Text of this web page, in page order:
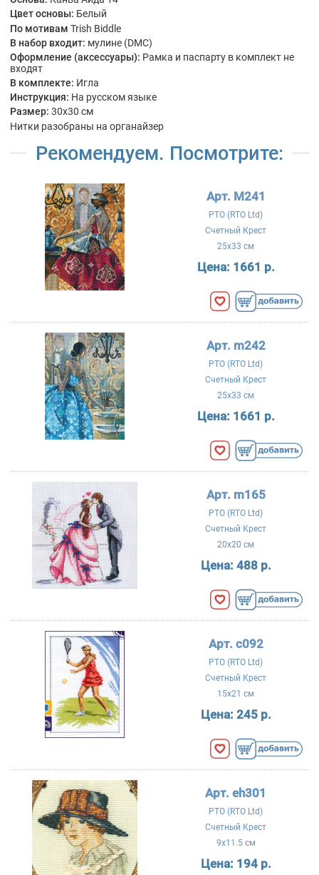
Цвет основы: Белый
По мотивам Trish Biddle
В набор входит: мулине (DMC)
Оформление (аксессуары): Рамка и паспарту в комплект не
входят
В комплекте: Игла
Инструкция: На русском языке
Размер: 30x30 см
Нитки разобраны на органайзер
Рекомендуем. Посмотрите:
Арт. M241
РТО (RTO Ltd)
Счетный Крест
25x33 см
Цена: 1661 р.
Арт. m242
РТО (RTO Ltd)
Счетный Крест
25x33 см
Цена: 1661 р.
Арт. m165
РТО (RTO Ltd)
Счетный Крест
20x20 см
Цена: 488 р.
Арт. c092
РТО (RTO Ltd)
Счетный Крест
15x21 см
Цена: 245 р.
Арт. eh301
РТО (RTO Ltd)
Счетный Крест
9x11.5 см
Цена: 194 р.